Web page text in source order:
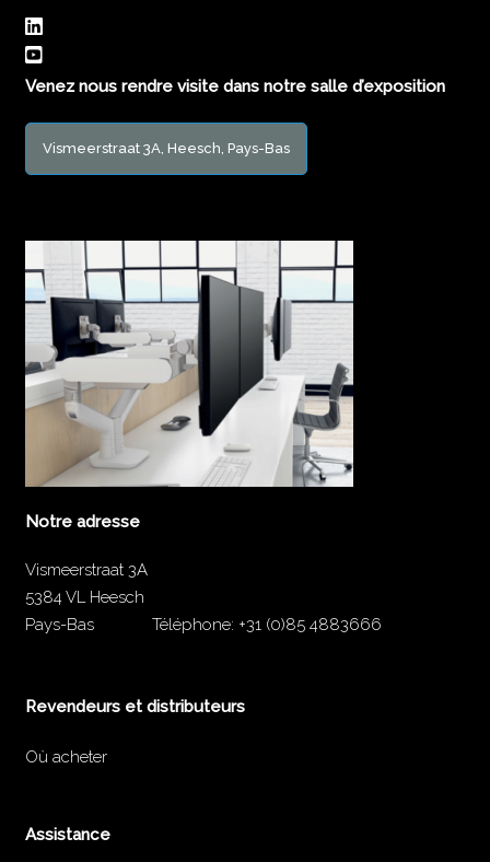
Venez nous rendre visite dans notre salle d’exposition
Vismeerstraat 3A, Heesch, Pays-Bas
Notre adresse
Vismeerstraat 3A
5384 VL Heesch
Pays-Bas
Téléphone: +31 (0)85 4883666
Revendeurs et distributeurs
Où acheter
Assistance